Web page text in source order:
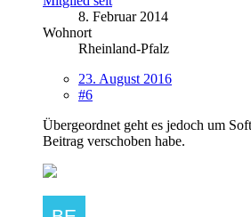
8. Februar 2014
Wohnort
Rheinland-Pfalz
23. August 2016
#6
Übergeordnet geht es jedoch um
Beitrag verschoben habe.